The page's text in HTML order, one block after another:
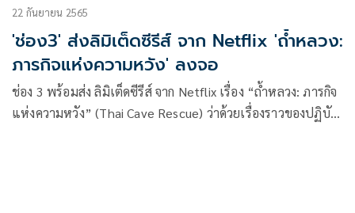
22 กันยายน 2565
'ช่อง3' ส่งลิมิเต็ดซีรีส์ จาก Netflix 'ถํ้าหลวง:
ภารกิจแห่งความหวัง' ลงจอ
ช่อง 3 พร้อมส่ง ลิมิเต็ดซีรีส์ จาก Netflix เรื่อง “ถ้ำหลวง: ภารกิจ
แห่งความหวัง” (Thai Cave Rescue) ว่าด้วยเรื่องราวของปฏิบัติ